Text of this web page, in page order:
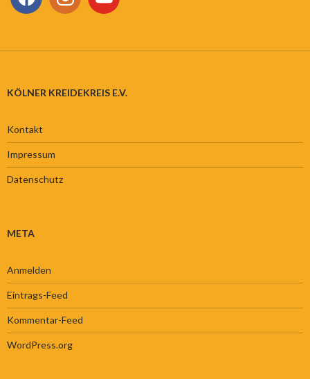
KÖLNER KREIDEKREIS E.V.
Kontakt
Impressum
Datenschutz
META
Anmelden
Eintrags-Feed
Kommentar-Feed
WordPress.org